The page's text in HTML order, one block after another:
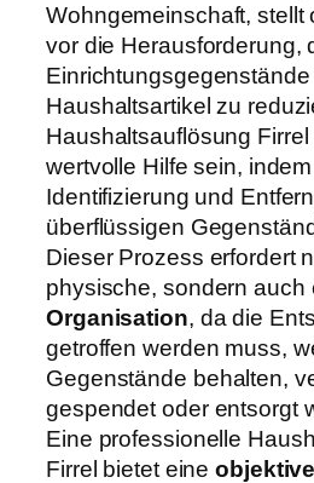
Wohngemeinschaft, stellt
vor die Herausforderung,
Einrichtungsgegenstände
Haushaltsartikel zu
Haushaltsauflösung
wertvolle Hilfe sein,
Identifizierung und
überflüssigen
Dieser Prozess erfordert
physische, sondern
Organisation, da die
getroffen werden muss,
Gegenstände behalten,
gespendet oder entsorgt
Eine professionelle
Firrel bietet eine